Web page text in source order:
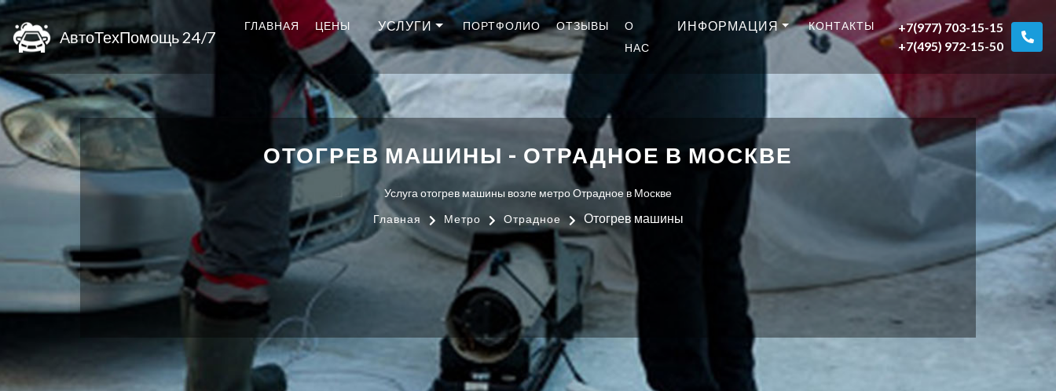
АвтоТехПомощь 24/7
ГЛАВНАЯ ЦЕНЫ УСЛУГИ ПОРТФОЛИО ОТЗЫВЫ
О
НАС
ИНФОРМАЦИЯ КОНТАКТЫ
+7(977) 703-15-15
+7(495) 972-15-50
ОТОГРЕВ МАШИНЫ - ОТРАДНОЕ В МОСКВЕ
Услуга отогрев машины возле метро Отрадное в Москве
Главная
Метро Отрадное Отогрев машины